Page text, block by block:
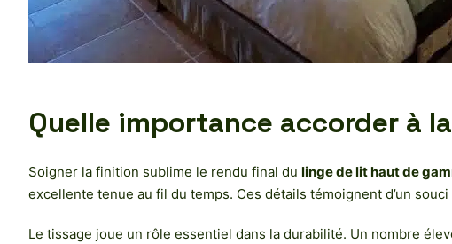
Quelle importance accorder à
Soigner la finition sublime le rendu final du linge de lit haut de
excellente tenue au fil du temps. Ces détails témoignent d’un
Le tissage joue un rôle essentiel dans la durabilité. Un nombre